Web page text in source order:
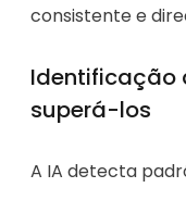
consistente e
Identificação
superá-los
A IA detecta